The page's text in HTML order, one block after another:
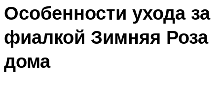
Особенности ухода за
фиалкой Зимняя Роза
дома